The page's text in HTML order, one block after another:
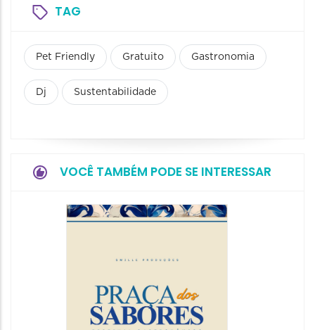
TAG
Pet Friendly Gratuito Gastronomia
Dj Sustentabilidade
VOCÊ TAMBÉM PODE SE INTERESSAR